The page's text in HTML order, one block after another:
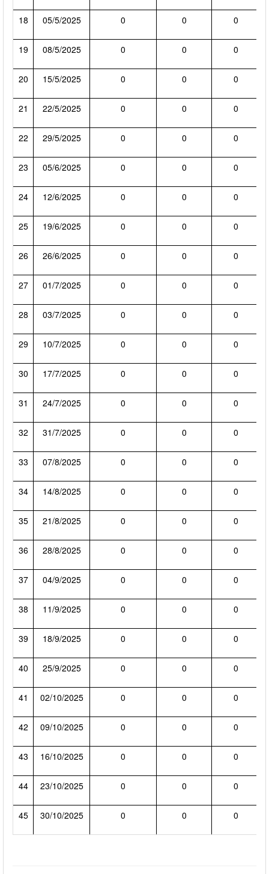
18 05/5/2025 0 0 0
19 08/5/2025 0 0 0
20 15/5/2025 0 0 0
21 22/5/2025 0 0 0
22 29/5/2025 0 0 0
23 05/6/2025 0 0 0
24 12/6/2025 0 0 0
25 19/6/2025 0 0 0
26 26/6/2025 0 0 0
27 01/7/2025 0 0 0
28 03/7/2025 0 0 0
29 10/7/2025 0 0 0
30 17/7/2025 0 0 0
31 24/7/2025 0 0 0
32 31/7/2025 0 0 0
33 07/8/2025 0 0 0
34 14/8/2025 0 0 0
35 21/8/2025 0 0 0
36 28/8/2025 0 0 0
37 04/9/2025 0 0 0
38 11/9/2025 0 0 0
39 18/9/2025 0 0 0
40 25/9/2025 0 0 0
41 02/10/2025 0 0 0
42 09/10/2025 0 0 0
43 16/10/2025 0 0 0
44 23/10/2025 0 0 0
45 30/10/2025 0 0 0